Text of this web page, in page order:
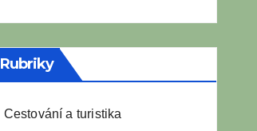
Rubriky
Cestování a turistika